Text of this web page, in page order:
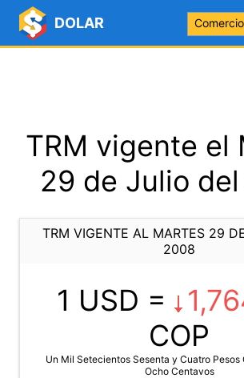
DOLAR Comercio
TRM vigente el
29 de Julio
TRM VIGENTE AL MARTES 29
2008
1 USD =
COP
Un Mil Setecientos Sesenta y Cuatro Pesos
Ocho Centavos